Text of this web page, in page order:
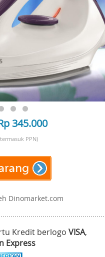
345.000
PPN)
Dinomarket.com
Kredit berlogo VISA,
Express